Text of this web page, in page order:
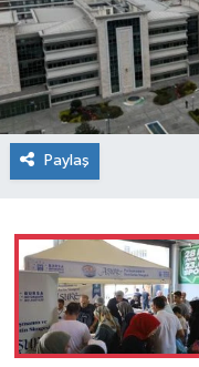
Paylaş